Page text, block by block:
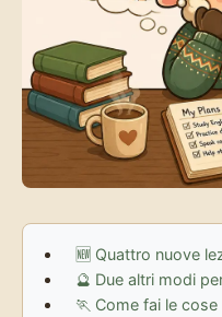
🆕 Quattro nuove
🔮 Due altri modi
🏃 Come fai le cose